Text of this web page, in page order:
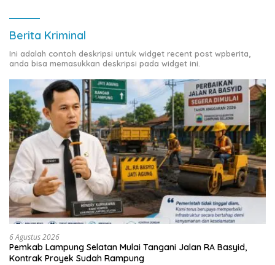
Berita Kriminal
Ini adalah contoh deskripsi untuk widget recent post wpberita,
anda bisa memasukkan deskripsi pada widget ini.
6 Agustus 2026
Pemkab Lampung Selatan Mulai Tangani Jalan RA Basyid,
Kontrak Proyek Sudah Rampung